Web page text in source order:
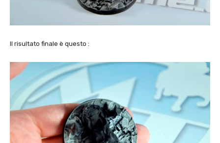
Il risultato finale è questo :